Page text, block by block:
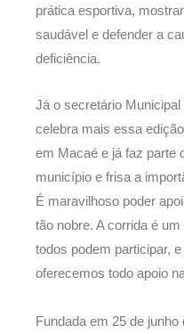
prática esportiva,
saudável e defender a
deficiência.
Já o secretário
celebra mais essa
em Macaé e já faz parte
município e frisa a
É maravilhoso poder
tão nobre. A corrida é
todos podem participar,
oferecemos todo apoio
Fundada em 25 de